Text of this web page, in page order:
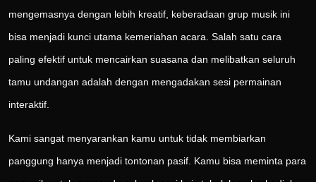
mengemasnya dengan lebih kreatif, keberadaan grup musik ini
bisa menjadi kunci utama kemeriahan acara. Salah satu cara
paling efektif untuk mencairkan suasana dan melibatkan seluruh
tamu undangan adalah dengan mengadakan sesi permainan
interaktif.
Kami sangat menyarankan kamu untuk tidak membiarkan
panggung hanya menjadi tontonan pasif. Kamu bisa meminta para